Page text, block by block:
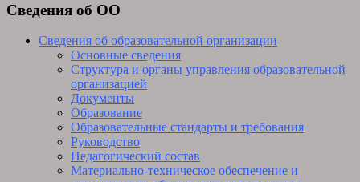
Сведения об ОО
Сведения об образовательной организации
Основные сведения
Структура и органы управления образовательной
организацией
Документы
Образование
Образовательные стандарты и требования
Руководство
Педагогический состав
Материально-техническое обеспечение и